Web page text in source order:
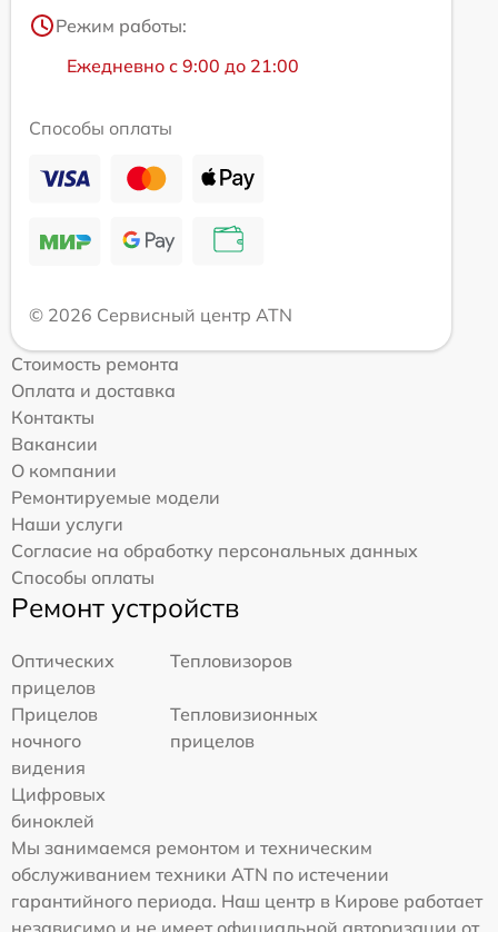
Режим работы:
Ежедневно с 9:00 до 21:00
Способы оплаты
© 2026 Сервисный центр ATN
Стоимость ремонта
Оплата и доставка
Контакты
Вакансии
О компании
Ремонтируемые модели
Наши услуги
Согласие на обработку персональных данных
Способы оплаты
Ремонт устройств
Оптических
прицелов
Тепловизоров
Прицелов
ночного
видения
Тепловизионных
прицелов
Цифровых
биноклей
Мы занимаемся ремонтом и техническим
обслуживанием техники ATN по истечении
гарантийного периода. Наш центр в Кирове работает
независимо и не имеет официальной авторизации от